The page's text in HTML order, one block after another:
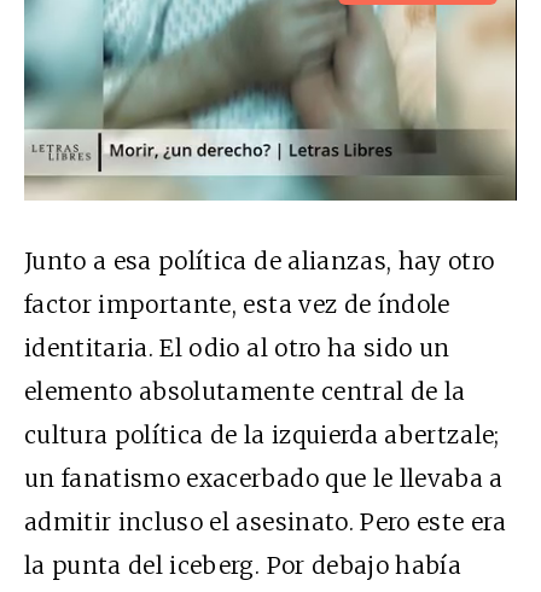
Junto a esa política de alianzas, hay otro
factor importante, esta vez de índole
identitaria. El odio al otro ha sido un
elemento absolutamente central de la
cultura política de la izquierda abertzale;
un fanatismo exacerbado que le llevaba a
admitir incluso el asesinato. Pero este era
la punta del iceberg. Por debajo había